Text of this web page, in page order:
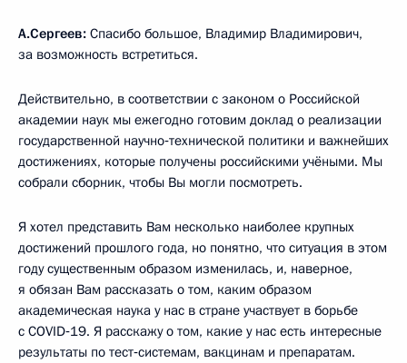
А.Сергеев: Спасибо большое, Владимир Владимирович,
за возможность встретиться.
Действительно, в соответствии с законом о Российской
академии наук мы ежегодно готовим доклад о реализации
государственной научно‑технической политики и важнейших
достижениях, которые получены российскими учёными. Мы
собрали сборник, чтобы Вы могли посмотреть.
Я хотел представить Вам несколько наиболее крупных
достижений прошлого года, но понятно, что ситуация в этом
году существенным образом изменилась, и, наверное,
я обязан Вам рассказать о том, каким образом
академическая наука у нас в стране участвует в борьбе
с COVID‑19. Я расскажу о том, какие у нас есть интересные
результаты по тест‑системам, вакцинам и препаратам.